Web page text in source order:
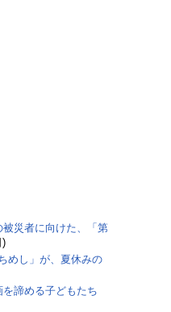
災者に向けた、「第
)
めし」が、夏休みの
諦める子どもたち